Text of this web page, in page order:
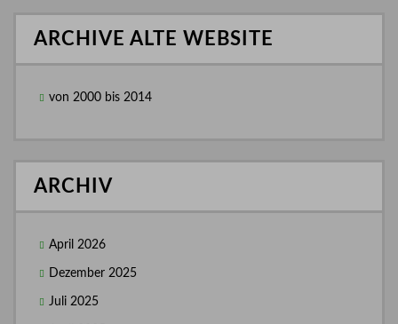
ARCHIVE ALTE WEBSITE
von 2000 bis 2014
ARCHIV
April 2026
Dezember 2025
Juli 2025